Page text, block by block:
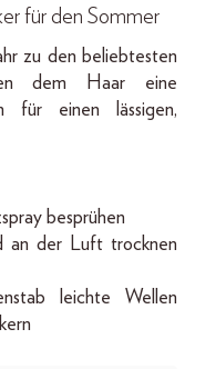
für den Sommer
zu den beliebtesten
dem Haar eine
für einen lässigen,
besprühen
an der Luft trocknen
leichte Wellen